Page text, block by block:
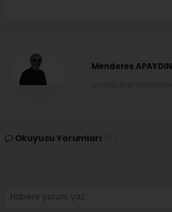
Menderes APAYDIN
Okuyucu Yorumları